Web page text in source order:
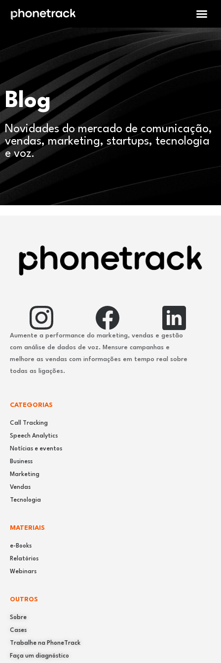
Blog
Novidades do mercado de comunicação,
vendas, marketing, startups, tecnologia
e voz.
Aumente a performance do marketing, vendas e gestão
com análise de dados de voz. Mensure campanhas e
melhore as vendas com informações em tempo real sobre
todas as ligações.
CATEGORIAS
Call Tracking
Speech Analytics
Notícias e eventos
Business
Marketing
Vendas
Tecnologia
MATERIAIS
e-Books
Relatórios
Webinars
OUTROS
Sobre
Cases
Trabalhe na PhoneTrack
Faça um diagnóstico